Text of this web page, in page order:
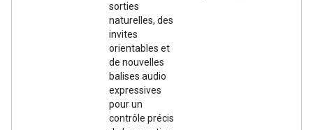
sorties
naturelles, des
invites
orientables et
de nouvelles
balises audio
expressives
pour un
contrôle précis